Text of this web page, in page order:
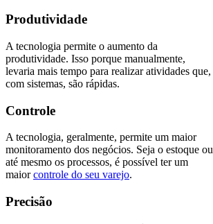
Produtividade
A tecnologia permite o aumento da
produtividade. Isso porque manualmente,
levaria mais tempo para realizar atividades que,
com sistemas, são rápidas.
Controle
A tecnologia, geralmente, permite um maior
monitoramento dos negócios. Seja o estoque ou
até mesmo os processos, é possível ter um
maiorcontrole do seu varejo.
Precisão